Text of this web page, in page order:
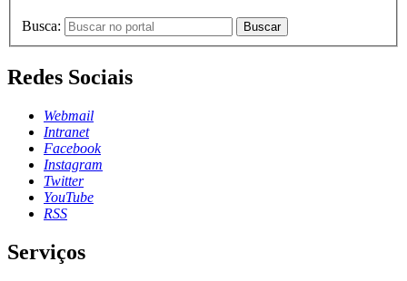
Busca: Buscar
Redes Sociais
Webmail
Intranet
Facebook
Instagram
Twitter
YouTube
RSS
Serviços